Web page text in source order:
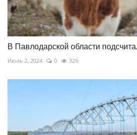
В Павлодарской области
Июль 2, 2024 0 326